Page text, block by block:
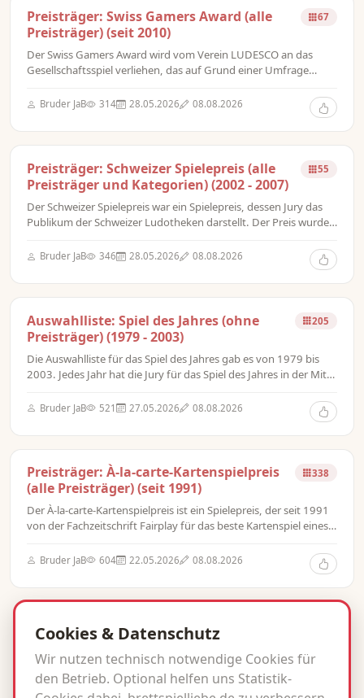
Preisträger: Swiss Gamers Award (alle
Preisträger) (seit 2010)
67
Der Swiss Gamers Award wird vom Verein LUDESCO an das
Gesellschaftsspiel verliehen, das auf Grund einer Umfrage
als „bestes Spiel des Jahres“ gewählt wurde.
Bruder JaB 314 28.05.2026 08.08.2026
Preisträger: Schweizer Spielepreis (alle
Preisträger und Kategorien) (2002 - 2007)
55
Der Schweizer Spielepreis war ein Spielepreis, dessen Jury das
Publikum der Schweizer Ludotheken darstellt. Der Preis wurde
Strategiespiel verliehen, er war eine Erweiterung des St. Galler
Bruder JaB 346 28.05.2026 08.08.2026
Auswahlliste: Spiel des Jahres (ohne
Preisträger) (1979 - 2003)
205
Die Auswahlliste für das Spiel des Jahres gab es von 1979 bis
2003. Jedes Jahr hat die Jury für das Spiel des Jahres in der Mitte
denen eines dann das Spiel des Jahres wurde. In den Jahren
1999 bis 2003 wurden aus der Auswahlliste jeweils drei Spiele
Bruder JaB 521 27.05.2026 08.08.2026
Preisträger: À-la-carte-Kartenspielpreis
(alle Preisträger) (seit 1991)
338
Der À-la-carte-Kartenspielpreis ist ein Spielepreis, der seit 1991
von der Fachzeitschrift Fairplay für das beste Kartenspiel eines
ausschließlich für Kartenspiele verliehen wird.
Bruder JaB 604 22.05.2026 08.08.2026
2
44 Listen gefunden
Cookies & Datenschutz
Wir nutzen technisch notwendige Cookies für
den Betrieb. Optional helfen uns Statistik-